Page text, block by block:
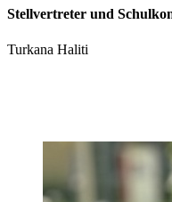
Stellvertreter und
Turkana Haliti